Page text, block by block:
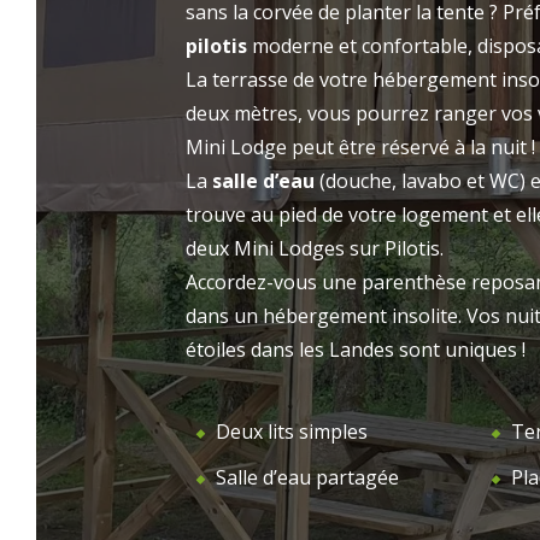
ACCUEIL LE
prestations de qualité sublimeront votre
séjour au Camping l’Étang d’Ardy. Choisissez
vos dates de vacances, sélectionnez votre
hébergement et partez en direction des
sans la corvée de planter la tente ?
pilotis moderne et confortable,
La terrasse de votre hébergement
deux mètres, vous pourrez ranger vos
Mini Lodge peut être réservé à la nuit !
La salle d’eau (douche, lavabo et WC)
trouve au pied de votre logement et
deux Mini Lodges sur Pilotis.
Accordez-vous une parenthèse
dans un hébergement insolite. Vos
étoiles dans les Landes sont uniques !
Deux lits simples
Salle d’eau partagée